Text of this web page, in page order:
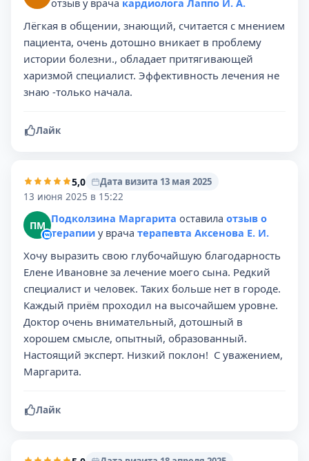
отзыв у врача кардиолога Лаппо И. А.
Лёгкая в общении, знающий, считается с мнением
пациента, очень дотошно вникает в проблему
истории болезни., обладает притягивающей
харизмой специалист. Эффективность лечения не
знаю -только начала.
Лайк
5,0
Дата визита 13 мая 2025
13 июня 2025 в 15:22
ПМ Подколзина Маргарита оставила отзыв о
терапии у врача терапевта Аксенова Е. И.
Хочу выразить свою глубочайшую благодарность
Елене Ивановне за лечение моего сына. Редкий
специалист и человек. Таких больше нет в городе.
Каждый приём проходил на высочайшем уровне.
Доктор очень внимательный, дотошный в
хорошем смысле, опытный, образованный.
Настоящий эксперт. Низкий поклон! ️ С уважением,
Маргарита.
Лайк